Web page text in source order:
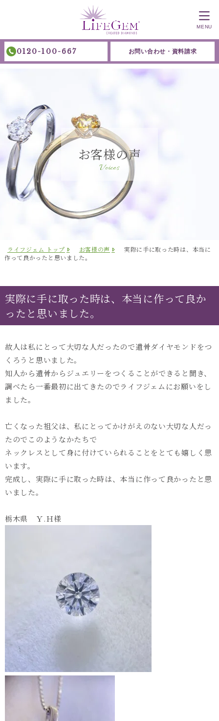
0120-100-667 お問い合わせ・資料請求
MENU
お客様の声
Voices
ライフジェム トップ お客様の声
実際に手に取った時は、本当に
作って良かったと思いました。
実際に手に取った時は、本当に作って良か
ったと思いました。
故人は私にとって大切な人だったので遺骨ダイヤモンドをつ
くろうと思いました。
知人から遺骨からジュエリーをつくることができると聞き、
調べたら一番最初に出てきたのでライフジェムにお願いをし
ました。
亡くなった祖父は、私にとってかけがえのない大切な人だっ
たのでこのようなかたちで
ネックレスとして身に付けていられることをとても嬉しく思
います。
完成し、実際に手に取った時は、本当に作って良かったと思
いました。
栃木県 Ｙ.Ｈ様